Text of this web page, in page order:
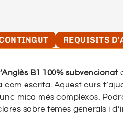
REQUISITS
B1 100% subvencionat
com escrita. Aquest curs
mica més complexos.
sobre temes generals i